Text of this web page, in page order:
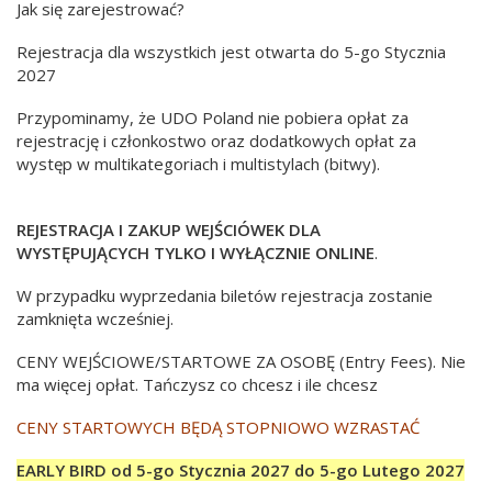
Jak się zarejestrować?
Rejestracja dla wszystkich jest otwarta do 5-go Stycznia
2027
Przypominamy, że UDO Poland nie pobiera opłat za
rejestrację i członkostwo oraz dodatkowych opłat za
występ w multikategoriach i multistylach (bitwy).
REJESTRACJA I ZAKUP WEJŚCIÓWEK DLA
WYSTĘPUJĄCYCH TYLKO I WYŁĄCZNIE ONLINE.
W przypadku wyprzedania biletów rejestracja zostanie
zamknięta wcześniej.
CENY WEJŚCIOWE/STARTOWE ZA OSOBĘ (Entry Fees). Nie
ma więcej opłat. Tańczysz co chcesz i ile chcesz
CENY STARTOWYCH BĘDĄ STOPNIOWO WZRASTAĆ
EARLY BIRD od 5-go Stycznia 2027 do 5-go Lutego 2027